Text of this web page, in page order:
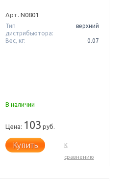
Арт. N0801
Тип
дистрибьютора:
верхний
Вес, кг: 0.07
В наличии
Цена: 103 руб.
Купить
К
сравнению